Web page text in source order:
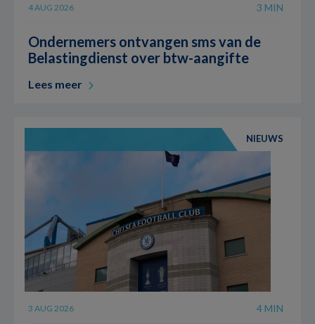
4 AUG 2026 3 MIN
Ondernemers ontvangen sms van de
Belastingdienst over btw-aangifte
Lees meer
NIEUWS
3 AUG 2026 4 MIN